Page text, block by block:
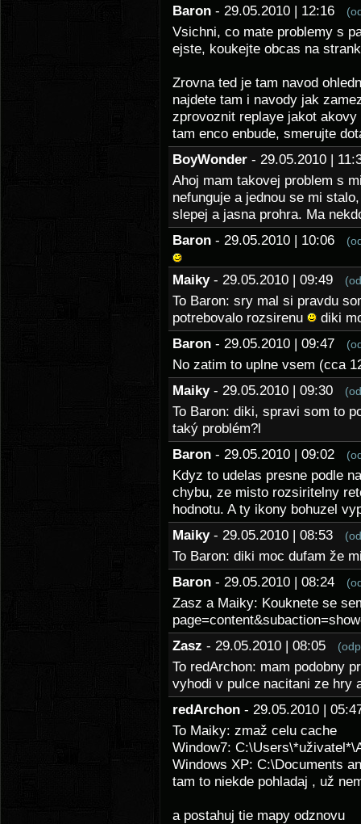
Baron - 29.05.2010 | 12:16
Vsichni, co mate problemy s
ejste, koukejte obcas na
Zrovna ted je tam navod
najdete tam i navody jak
zprovoznit replaye jakot
tam enco enbude, smerujte
BoyWonder - 29.05.2010 |
Ahoj mam takovej problem s
nefunguje a jednou se mi
slepej a jasna prohra. Ma
Baron - 29.05.2010 | 10:06
Maiky - 29.05.2010 | 09:49
To Baron: sry mal si pravdu
potrebovalo rozsirenu
diki
Baron - 29.05.2010 | 09:47
No zatim to uplne vsem (cca
Maiky - 29.05.2010 | 09:30
To Baron: diki, spravi som to
taký problém?l
Baron - 29.05.2010 | 09:02
Kdyz to udelas presne podle
chybu, ze misto rozsiritelny
hodnotu. A ty ikony bohuzel
Maiky - 29.05.2010 | 08:53
To Baron: diki moc dufam že
Baron - 29.05.2010 | 08:24
Zasz a Maiky: Kouknete se
Zasz - 29.05.2010 | 08:05
To redArchon: mam podobny
vyhodi v pulce nacitani ze hry
redArchon - 29.05.2010 |
To Maiky: zmaž celu cache
Window7:
Windows XP: C:\Documents
tam to niekde pohladaj , už
a postahuj tie mapy odznovu